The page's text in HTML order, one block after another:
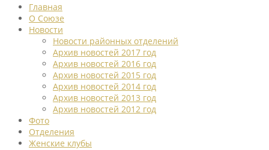
Главная
О Союзе
Новости
Новости районных отделений
Архив новостей 2017 год
Архив новостей 2016 год
Архив новостей 2015 год
Архив новостей 2014 год
Архив новостей 2013 год
Архив новостей 2012 год
Фото
Отделения
Женские клубы